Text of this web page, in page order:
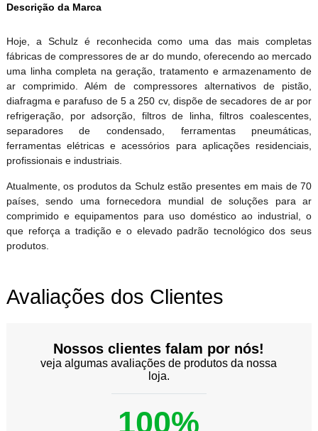
Descrição da Marca
Hoje, a Schulz é reconhecida como uma das mais completas
fábricas de compressores de ar do mundo, oferecendo ao mercado
uma linha completa na geração, tratamento e armazenamento de
ar comprimido. Além de compressores alternativos de pistão,
diafragma e parafuso de 5 a 250 cv, dispõe de secadores de ar por
refrigeração, por adsorção, filtros de linha, filtros coalescentes,
separadores de condensado, ferramentas pneumáticas,
ferramentas elétricas e acessórios para aplicações residenciais,
profissionais e industriais.
Atualmente, os produtos da Schulz estão presentes em mais de 70
países, sendo uma fornecedora mundial de soluções para ar
comprimido e equipamentos para uso doméstico ao industrial, o
que reforça a tradição e o elevado padrão tecnológico dos seus
produtos.
Avaliações dos Clientes
Nossos clientes falam por nós!
veja algumas avaliações de produtos da nossa
loja.
100%